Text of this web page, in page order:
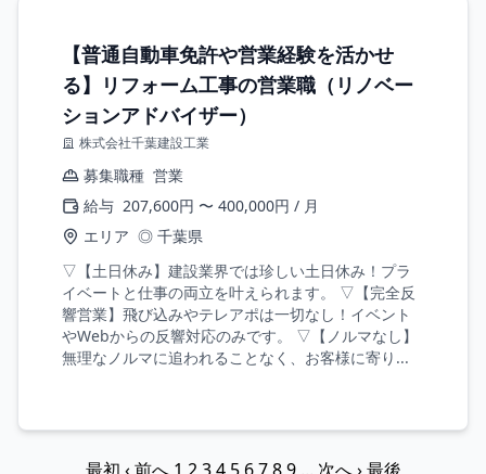
【普通自動車免許や営業経験を活かせ
る】リフォーム工事の営業職（リノベー
ションアドバイザー）
株式会社千葉建設工業
募集職種 営業
給与 207,600円 〜 400,000円 / 月
エリア ◎ 千葉県
▽【土日休み】建設業界では珍しい土日休み！プラ
イベートと仕事の両立を叶えられます。 ▽【完全反
響営業】飛び込みやテレアポは一切なし！イベント
やWebからの反響対応のみです。 ▽【ノルマなし】
無理なノルマに追われることなく、お客様に寄り...